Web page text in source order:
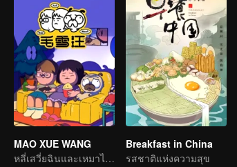
MAO XUE WANG
หลี่เสวี่ยฉินและเหมาไป่ยี่คุยกันฮาสุดๆ
Breakfast in China
รสชาติแห่งความสุข